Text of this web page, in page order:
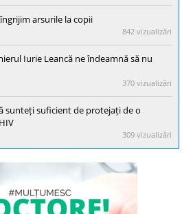
arsurile la copii
842 vizualizări
Iurie Leancă ne îndeamnă să nu
370 vizualizări
sunteți suficient de protejați de o
309 vizualizări